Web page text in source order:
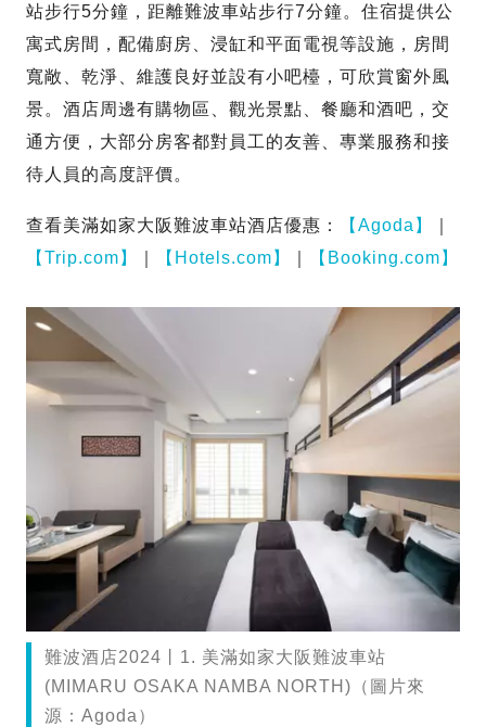
站步行5分鐘，距離難波車站步行7分鐘。住宿提供公
寓式房間，配備廚房、浸缸和平面電視等設施，房間
寬敞、乾淨、維護良好並設有小吧檯，可欣賞窗外風
景。酒店周邊有購物區、觀光景點、餐廳和酒吧，交
通方便，大部分房客都對員工的友善、專業服務和接
待人員的高度評價。
查看美滿如家大阪難波車站酒店優惠： 【Agoda】
【Trip.com】
【Hotels.com】 【Booking.com】
難波酒店2024丨1. 美滿如家大阪難波車站
(MIMARU OSAKA NAMBA NORTH)（圖片來
源：Agoda）